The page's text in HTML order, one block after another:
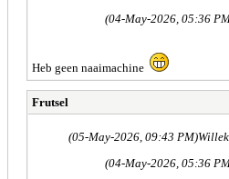
(04-May-2026, 05:36
Heb geen naaimachine
Frutsel
(05-May-2026, 09:43 PM)
(04-May-2026, 05:36